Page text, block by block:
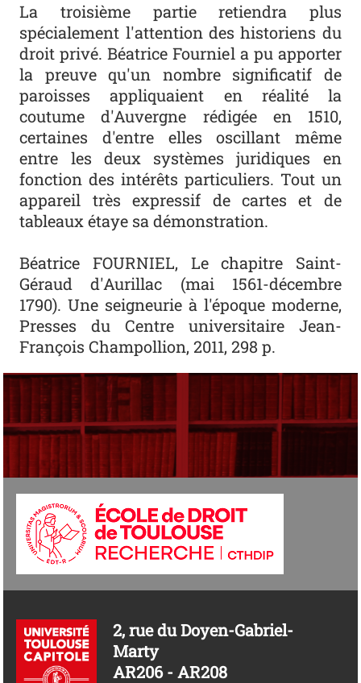
La troisième partie retiendra plus
spécialement l'attention des historiens du
droit privé. Béatrice Fourniel a pu apporter
la preuve qu'un nombre significatif de
paroisses appliquaient en réalité la
coutume d'Auvergne rédigée en 1510,
certaines d'entre elles oscillant même
entre les deux systèmes juridiques en
fonction des intérêts particuliers. Tout un
appareil très expressif de cartes et de
tableaux étaye sa démonstration.
Béatrice FOURNIEL, Le chapitre Saint-
Géraud d'Aurillac (mai 1561-décembre
1790). Une seigneurie à l'époque moderne,
Presses du Centre universitaire Jean-
François Champollion, 2011, 298 p.
2, rue du Doyen-Gabriel-
Marty
AR206 - AR208